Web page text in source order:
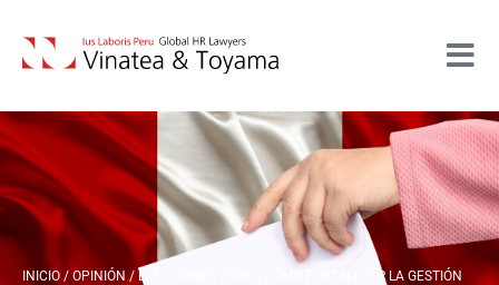
INICIO / OPINIÓN/ ELECCIONES 2026: ¿CÓMO FORTALECER LA GESTIÓN